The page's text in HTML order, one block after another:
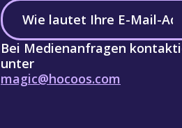
Bei Medienanfragen
unter
magic@hocoos.com